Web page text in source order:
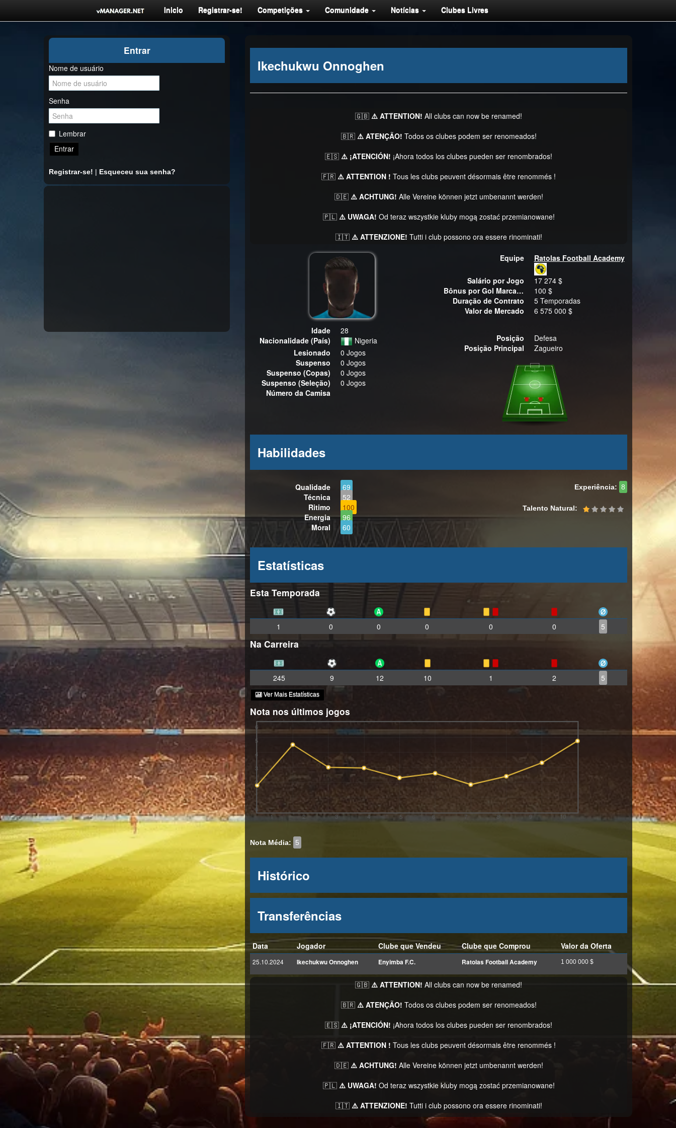
Inicio Registrar-se! Competições Comunidade Notícias Clubes Livres
Entrar
Nome de usuário
Senha
Lembrar
Entrar
Registrar-se! | Esqueceu sua senha?
Ikechukwu Onnoghen
🇬🇧 ⚠️ ATTENTION! All clubs can now be renamed!
🇧🇷 ⚠️ ATENÇÃO! Todos os clubes podem ser renomeados!
🇪🇸 ⚠️ ¡ATENCIÓN! ¡Ahora todos los clubes pueden ser renombrados!
🇫🇷 ⚠️ ATTENTION ! Tous les clubs peuvent désormais être renommés !
🇩🇪 ⚠️ ACHTUNG! Alle Vereine können jetzt umbenannt werden!
🇵🇱 ⚠️ UWAGA! Od teraz wszystkie kluby mogą zostać przemianowane!
🇮🇹 ⚠️ ATTENZIONE! Tutti i club possono ora essere rinominati!
Idade
28
Nacionalidade (País)
Nigeria
Lesionado
0 Jogos
Suspenso
0 Jogos
Suspenso (Copas)
0 Jogos
Suspenso (Seleção)
0 Jogos
Número da Camisa
Equipe Ratolas Football Academy
Salário por Jogo
17 274 $
Bônus por Gol Marcado
100 $
Duração de Contrato
5 Temporadas
Valor de Mercado
6 575 000 $
Posição
Defesa
Posição Principal
Zagueiro
Habilidades
Qualidade
69
Técnica
52
Ritimo
100
Energia
96
Moral
60
Experiência: 8
Talento Natural:
Estatísticas
Esta Temporada
1 0 0 0 0 0 5
Na Carreira
245 9 12 10 1 2 5
Ver Mais Estatísticas
Nota nos últimos jogos
1 2 3 4 5 6 7 8 9 10
0
1
2
3
4
5
6
Nota Média: 5
Histórico
Transferências
Data Jogador Clube que Vendeu Clube que Comprou Valor da Oferta
25.10.2024 Ikechukwu Onnoghen Enyimba F.C. Ratolas Football Academy 1 000 000 $
🇬🇧 ⚠️ ATTENTION! All clubs can now be renamed!
🇧🇷 ⚠️ ATENÇÃO! Todos os clubes podem ser renomeados!
🇪🇸 ⚠️ ¡ATENCIÓN! ¡Ahora todos los clubes pueden ser renombrados!
🇫🇷 ⚠️ ATTENTION ! Tous les clubs peuvent désormais être renommés !
🇩🇪 ⚠️ ACHTUNG! Alle Vereine können jetzt umbenannt werden!
🇵🇱 ⚠️ UWAGA! Od teraz wszystkie kluby mogą zostać przemianowane!
🇮🇹 ⚠️ ATTENZIONE! Tutti i club possono ora essere rinominati!